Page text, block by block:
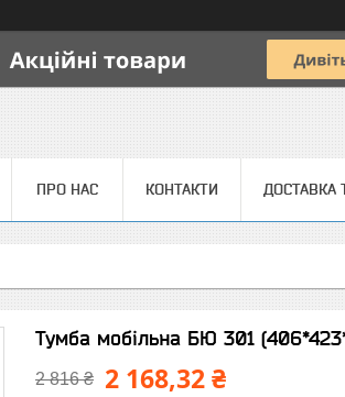
ПРО НАС КОНТАКТИ ДОСТАВКА
Тумба мобільна БЮ 301
2 816 ₴ 2 168,32 ₴